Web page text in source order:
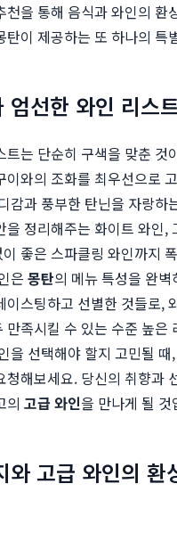
천을 통해 음식과 와인의 환
탄이 제공하는 또 하나의 특
엄선한 와인 리스
트는 단순히 구색을 맞춘 것
이와의 조화를 최우선으로
감과 풍부한 탄닌을 자랑하
을 정리해주는 화이트 와인,
좋은 스파클링 와인까지
은 몽탄의 메뉴 특성을 완
이스팅하고 선별한 것들로,
만족시킬 수 있는 수준 높은
을 선택해야 할지 고민될 때
청해보세요. 당신의 취향과
의 고급 와인을 만나게 될 것
와 고급 와인의 환